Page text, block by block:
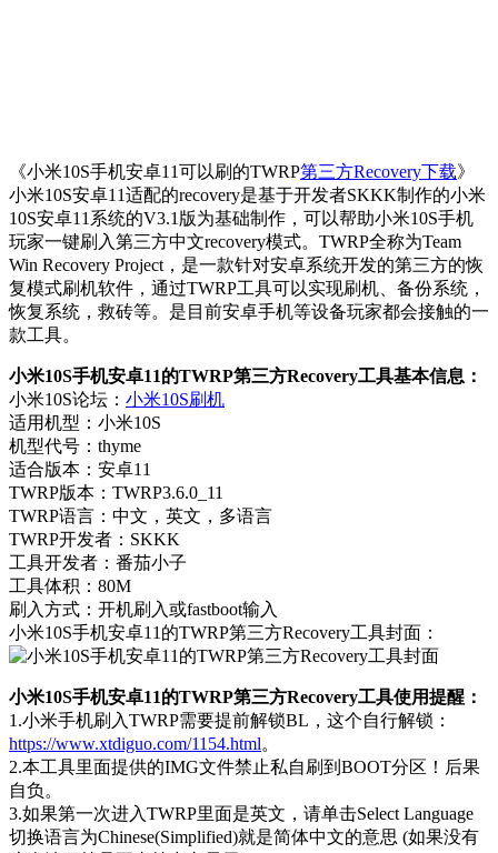
《小米10S手机安卓11可以刷的TWRP第三方Recovery下载》
小米10S安卓11适配的recovery是基于开发者SKKK制作的小米
10S安卓11系统的V3.1版为基础制作，可以帮助小米10S手机
玩家一键刷入第三方中文recovery模式。TWRP全称为Team
Win Recovery Project，是一款针对安卓系统开发的第三方的恢
复模式刷机软件，通过TWRP工具可以实现刷机、备份系统，
恢复系统，救砖等。是目前安卓手机等设备玩家都会接触的一
款工具。
小米10S手机安卓11的TWRP第三方Recovery工具基本信息：
小米10S论坛： 小米10S刷机
适用机型：小米10S
机型代号：thyme
适合版本：安卓11
TWRP版本：TWRP3.6.0_11
TWRP语言：中文，英文，多语言
TWRP开发者：SKKK
工具开发者：番茄小子
工具体积：80M
刷入方式：开机刷入或fastboot输入
小米10S手机安卓11的TWRP第三方Recovery工具封面：
小米10S手机安卓11的TWRP第三方Recovery工具使用提醒：
1.小米手机刷入TWRP需要提前解锁BL，这个自行解锁：
https://www.xtdiguo.com/1154.html。
2.本工具里面提供的IMG文件禁止私自刷到BOOT分区！后果
自负。
3.如果第一次进入TWRP里面是英文，请单击Select Language
切换语言为Chinese(Simplified)就是简体中文的意思 (如果没有